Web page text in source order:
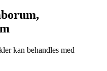
kan behandles med